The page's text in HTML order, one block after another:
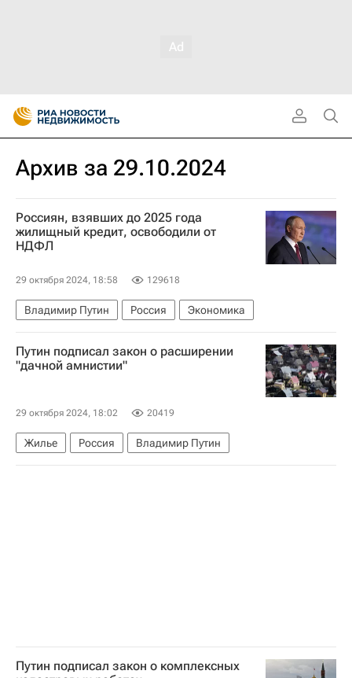
Архив за 29.10.2024
Россиян, взявших до 2025 года
жилищный кредит, освободили от
НДФЛ
29 октября 2024, 18:58 129618
Владимир Путин Россия Экономика
Путин подписал закон о расширении
"дачной амнистии"
29 октября 2024, 18:02 20419
Жилье Россия Владимир Путин
Путин подписал закон о комплексных